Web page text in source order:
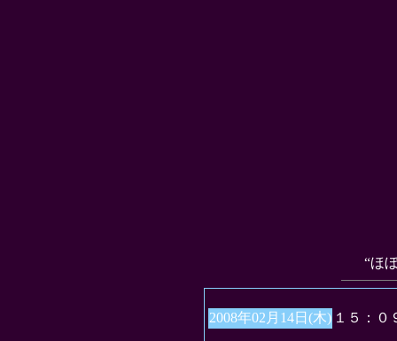
“ほ
2008年02月14日(木) １５：０